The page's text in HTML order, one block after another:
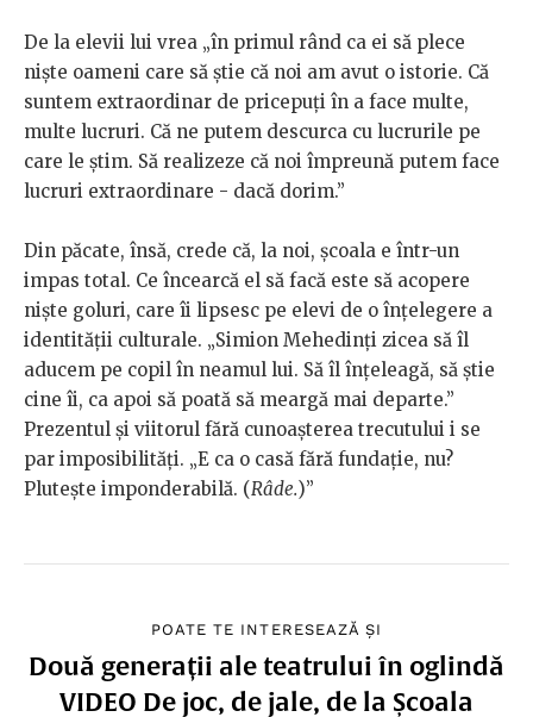
De la elevii lui vrea „în primul rând ca ei să plece
niște oameni care să știe că noi am avut o istorie. Că
suntem extraordinar de pricepuți în a face multe,
multe lucruri. Că ne putem descurca cu lucrurile pe
care le știm. Să realizeze că noi împreună putem face
lucruri extraordinare - dacă dorim.”
Din păcate, însă, crede că, la noi, școala e într-un
impas total. Ce încearcă el să facă este să acopere
niște goluri, care îi lipsesc pe elevi de o înțelegere a
identității culturale. „Simion Mehedinți zicea să îl
aducem pe copil în neamul lui. Să îl înțeleagă, să știe
cine îi, ca apoi să poată să meargă mai departe.”
Prezentul și viitorul fără cunoașterea trecutului i se
par imposibilități. „E ca o casă fără fundație, nu?
Plutește imponderabilă. (Râde.)”
POATE TE INTERESEAZĂ ȘI
Două generații ale teatrului în oglindă
VIDEO De joc, de jale, de la Școala